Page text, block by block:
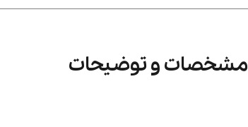
مشخصات و توضیحات